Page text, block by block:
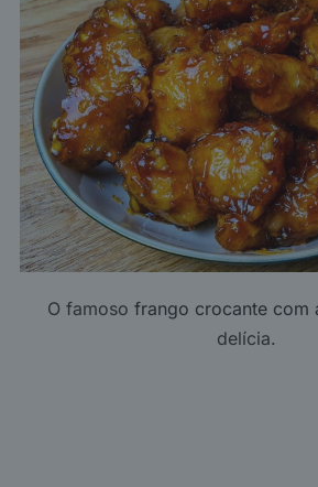
O famoso frango crocante com
delícia.